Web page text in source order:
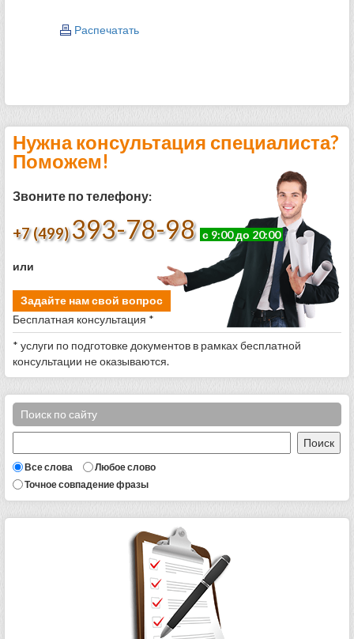
Распечатать
Нужна консультация специалиста?
Поможем!
Звоните по телефону:
+7 (499) 393-78-98 с 9:00 до 20:00
или
Задайте нам свой вопрос
Бесплатная консультация *
* услуги по подготовке документов в рамках бесплатной
консультации не оказываются.
Поиск по сайту
Все слова
Любое слово
Точное совпадение фразы